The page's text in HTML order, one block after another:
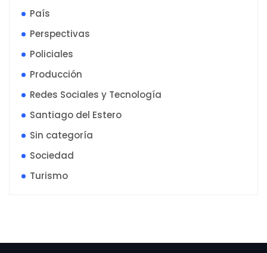
País
Perspectivas
Policiales
Producción
Redes Sociales y Tecnología
Santiago del Estero
Sin categoría
Sociedad
Turismo